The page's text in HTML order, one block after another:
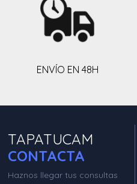
ENVÍO EN 48H
TAPATUCAM
CONTACTA
Haznos llegar tus consultas